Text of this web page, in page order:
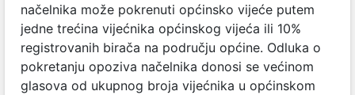
načelnika može pokrenuti općinsko vijeće putem
jedne trećina vijećnika općinskog vijeća ili 10%
registrovanih birača na području općine. Odluka o
pokretanju opoziva načelnika donosi se većinom
glasova od ukupnog broja vijećnika u općinskom